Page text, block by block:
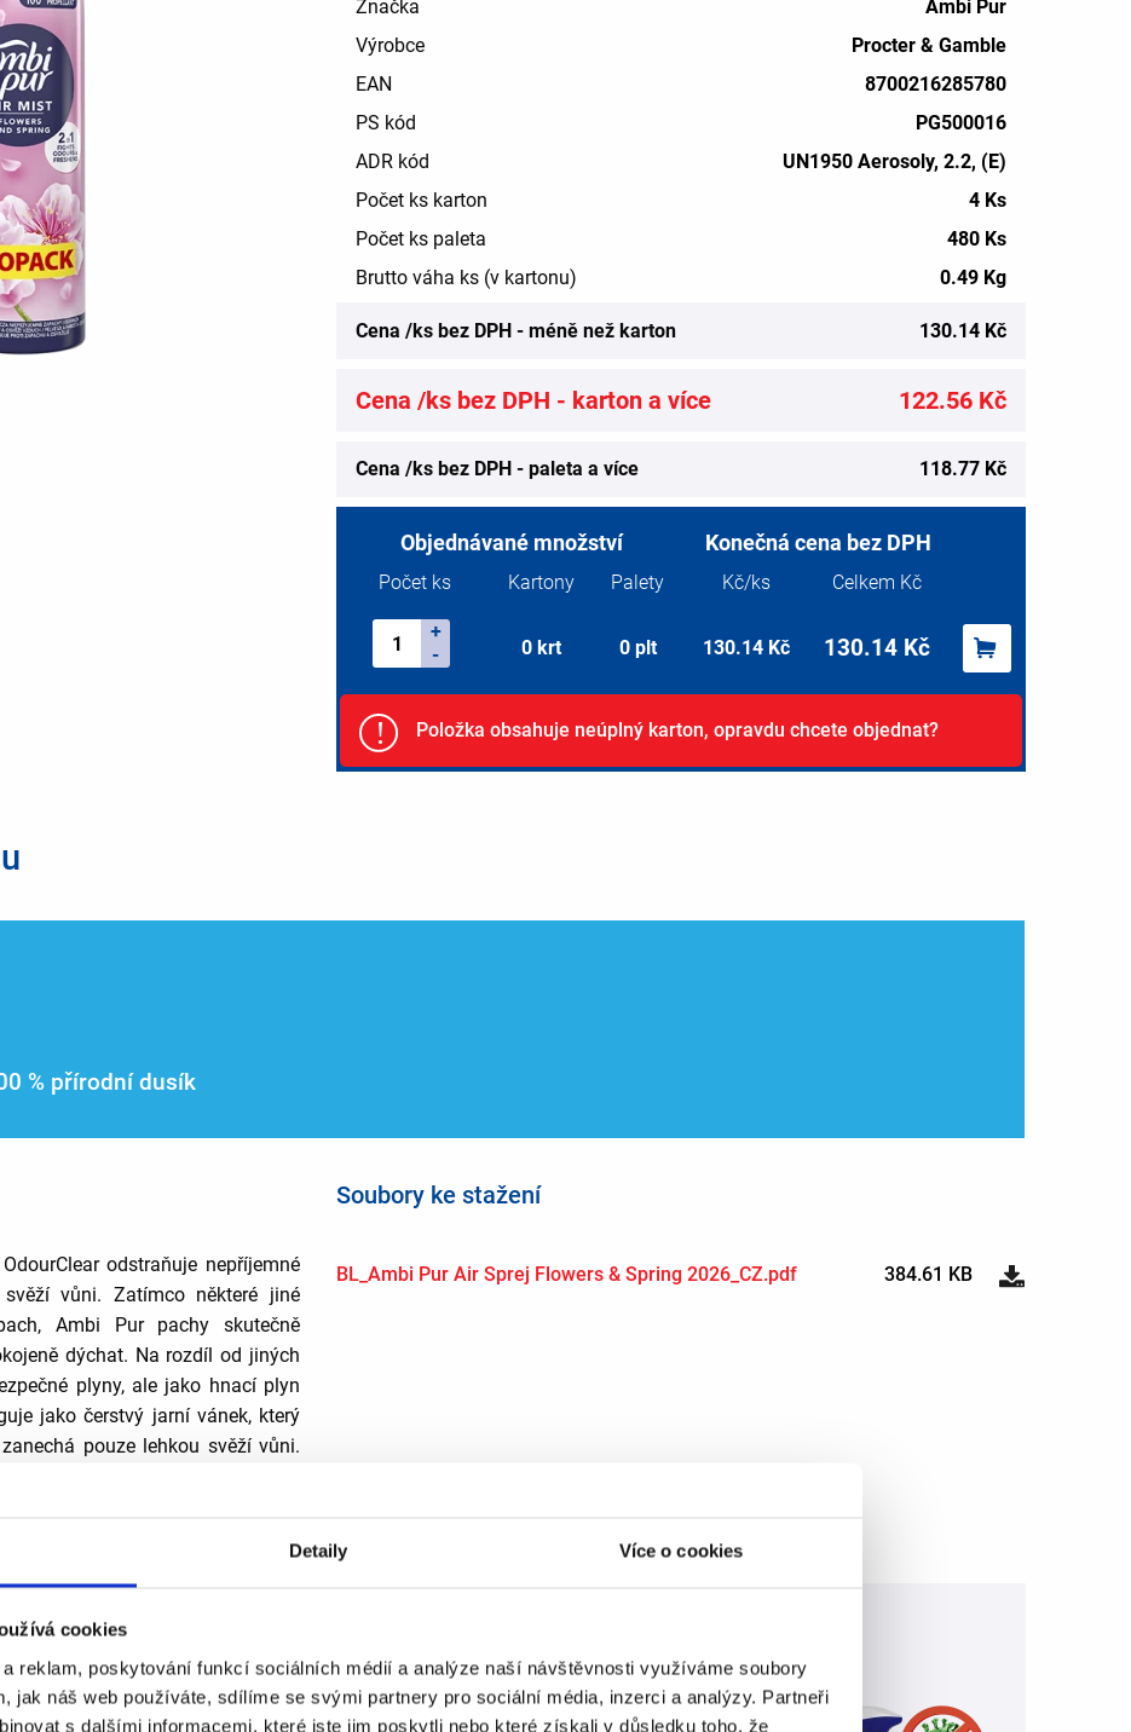
Detaily Více o cookies
cookies
a reklam, poskytování funkcí sociálních médií a analýze naší návštěvnosti využíváme soubory
jak náš web používáte, sdílíme se svými partnery pro sociální média, inzerci a analýzy. Partneři
s dalšími informacemi, které jste jim poskytli nebo které získali v důsledku toho, že
Značka
Ambi Pur
Výrobce
Procter & Gamble
EAN
8700216285780
PS kód
PG500016
ADR kód
UN1950 Aerosoly, 2.2, (E)
Počet ks karton
4 Ks
Počet ks paleta
480 Ks
Brutto váha ks (v kartonu)
0.49 Kg
Cena /ks bez DPH - méně než karton 130.14 Kč
Cena /ks bez DPH - karton a více 122.56 Kč
Cena /ks bez DPH - paleta a více 118.77 Kč
Objednávané množství Konečná cena bez DPH
Počet ks Kartony Palety Kč/ks Celkem Kč
+
-
0krt 0plt 130.14Kč 130.14Kč
! Položka obsahuje neúplný karton, opravdu chcete objednat?
% přírodní dusík
odstraňuje nepříjemné
vůni. Zatímco některé jiné
Ambi Pur pachy skutečně
dýchat. Na rozdíl od jiných
plyny, ale jako hnací plyn
jako čerstvý jarní vánek, který
pouze lehkou svěží vůni.
Soubory ke stažení
BL_Ambi Pur Air Sprej Flowers & Spring 2026_CZ.pdf 384.61 KB